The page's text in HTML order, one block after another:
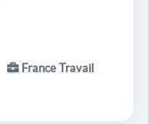
France Travail